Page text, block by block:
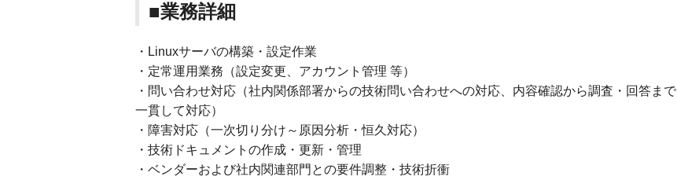
■業務詳細
・Linuxサーバの構築・設定作業
・定常運用業務（設定変更、アカウント管理 等）
・問い合わせ対応（社内関係部署からの技術問い合わせへの対応、内容確認から調査・回答まで
一貫して対応）
・障害対応（一次切り分け～原因分析・恒久対応）
・技術ドキュメントの作成・更新・管理
・ベンダーおよび社内関連部門との要件調整・技術折衝